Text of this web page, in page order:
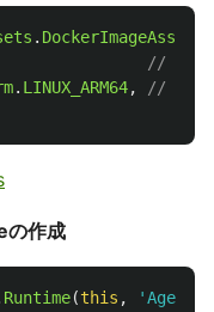
. DockerImageAsset
//
. LINUX_ARM64,
//
作成
Runtime(this , '